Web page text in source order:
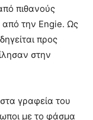
πιθανούς
την Engie. Ως
προς
στην
γραφεία του
με το φάσμα